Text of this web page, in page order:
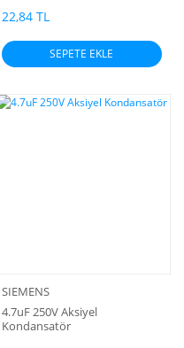
22,84 TL
SEPETE EKLE
SIEMENS
4.7uF 250V Aksiyel
Kondansatör